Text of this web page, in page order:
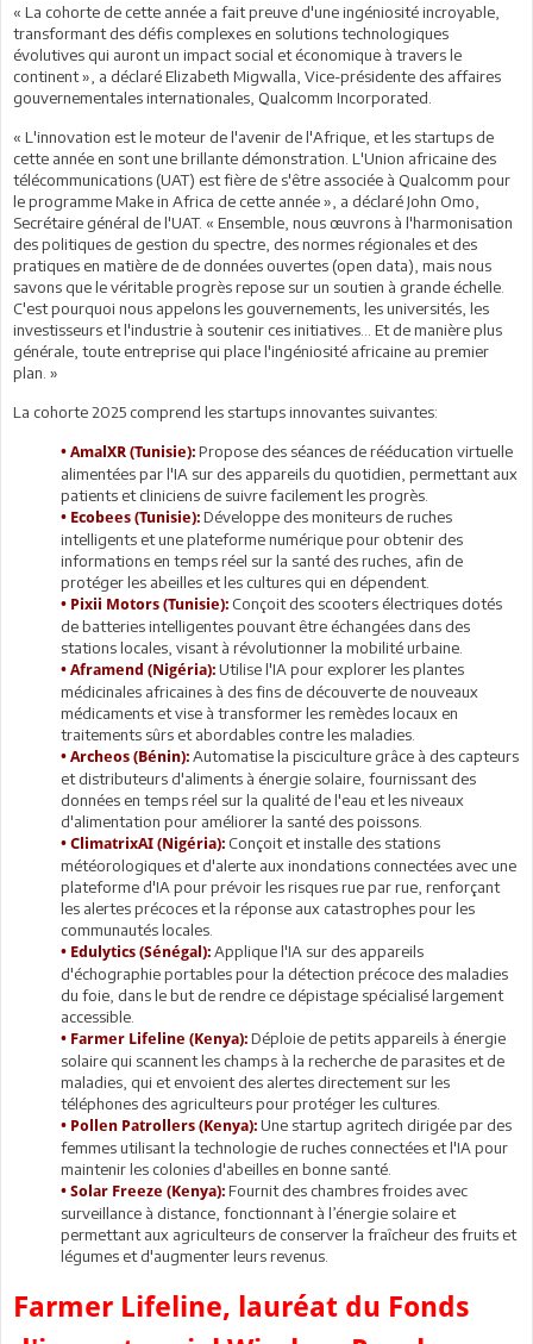
« La cohorte de cette année a fait preuve d'une ingéniosité incroyable,
transformant des défis complexes en solutions technologiques
évolutives qui auront un impact social et économique à travers le
continent », a déclaré Elizabeth Migwalla, Vice-présidente des affaires
gouvernementales internationales, Qualcomm Incorporated.
« L'innovation est le moteur de l'avenir de l'Afrique, et les startups de
cette année en sont une brillante démonstration. L'Union africaine des
télécommunications (UAT) est fière de s'être associée à Qualcomm pour
le programme Make in Africa de cette année », a déclaré John Omo,
Secrétaire général de l'UAT. « Ensemble, nous œuvrons à l'harmonisation
des politiques de gestion du spectre, des normes régionales et des
pratiques en matière de de données ouvertes (open data), mais nous
savons que le véritable progrès repose sur un soutien à grande échelle.
C'est pourquoi nous appelons les gouvernements, les universités, les
investisseurs et l'industrie à soutenir ces initiatives... Et de manière plus
générale, toute entreprise qui place l'ingéniosité africaine au premier
plan. »
La cohorte 2025 comprend les startups innovantes suivantes:
• AmalXR (Tunisie): Propose des séances de rééducation virtuelle
alimentées par l'IA sur des appareils du quotidien, permettant aux
patients et cliniciens de suivre facilement les progrès.
• Ecobees (Tunisie): Développe des moniteurs de ruches
intelligents et une plateforme numérique pour obtenir des
informations en temps réel sur la santé des ruches, afin de
protéger les abeilles et les cultures qui en dépendent.
• Pixii Motors (Tunisie): Conçoit des scooters électriques dotés
de batteries intelligentes pouvant être échangées dans des
stations locales, visant à révolutionner la mobilité urbaine.
• Aframend (Nigéria): Utilise l'IA pour explorer les plantes
médicinales africaines à des fins de découverte de nouveaux
médicaments et vise à transformer les remèdes locaux en
traitements sûrs et abordables contre les maladies.
• Archeos (Bénin): Automatise la pisciculture grâce à des capteurs
et distributeurs d'aliments à énergie solaire, fournissant des
données en temps réel sur la qualité de l'eau et les niveaux
d'alimentation pour améliorer la santé des poissons.
• ClimatrixAI (Nigéria): Conçoit et installe des stations
météorologiques et d'alerte aux inondations connectées avec une
plateforme d'IA pour prévoir les risques rue par rue, renforçant
les alertes précoces et la réponse aux catastrophes pour les
communautés locales.
• Edulytics (Sénégal): Applique l'IA sur des appareils
d'échographie portables pour la détection précoce des maladies
du foie, dans le but de rendre ce dépistage spécialisé largement
accessible.
• Farmer Lifeline (Kenya): Déploie de petits appareils à énergie
solaire qui scannent les champs à la recherche de parasites et de
maladies, qui et envoient des alertes directement sur les
téléphones des agriculteurs pour protéger les cultures.
• Pollen Patrollers (Kenya): Une startup agritech dirigée par des
femmes utilisant la technologie de ruches connectées et l'IA pour
maintenir les colonies d'abeilles en bonne santé.
• Solar Freeze (Kenya): Fournit des chambres froides avec
surveillance à distance, fonctionnant à l’énergie solaire et
permettant aux agriculteurs de conserver la fraîcheur des fruits et
légumes et d'augmenter leurs revenus.
Farmer Lifeline, lauréat du Fonds